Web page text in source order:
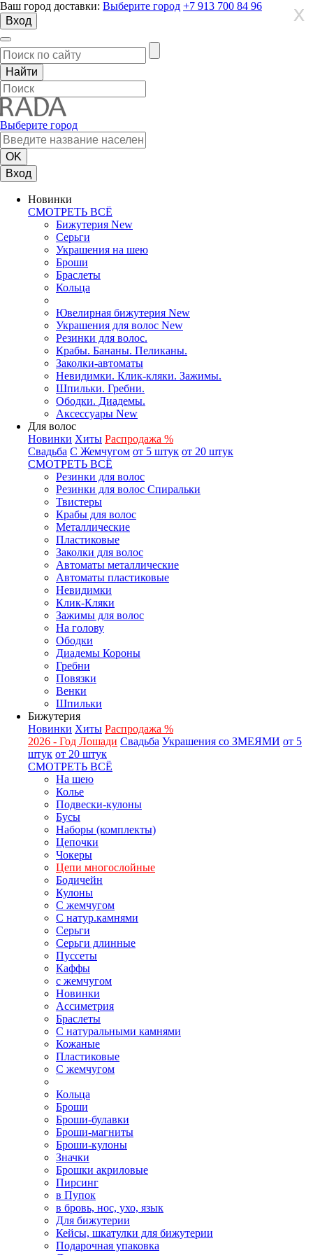
Ваш город доставки: Выберите город +7 913 700 84 96
Вход
Выберите город
Вход
Новинки
СМОТРЕТЬ ВСЁ
Бижутерия New
Серьги
Украшения на шею
Броши
Браслеты
Кольца
Ювелирная бижутерия New
Украшения для волос New
Резинки для волос.
Крабы. Бананы. Пеликаны.
Заколки-автоматы
Невидимки. Клик-кляки. Зажимы.
Шпильки. Гребни.
Ободки. Диадемы.
Аксессуары New
Для волос
Новинки Хиты Распродажа %
Свадьба С Жемчугом от 5 штук от 20 штук
СМОТРЕТЬ ВСЁ
Резинки для волос
Резинки для волос Спиральки
Твистеры
Крабы для волос
Металлические
Пластиковые
Заколки для волос
Автоматы металлические
Автоматы пластиковые
Невидимки
Клик-Кляки
Зажимы для волос
На голову
Ободки
Диадемы Короны
Гребни
Повязки
Венки
Шпильки
Бижутерия
Новинки Хиты Распродажа %
2026 - Год Лошади Свадьба Украшения со ЗМЕЯМИ от 5
штук от 20 штук
СМОТРЕТЬ ВСЁ
На шею
Колье
Подвески-кулоны
Бусы
Наборы (комплекты)
Цепочки
Чокеры
Цепи многослойные
Бодичейн
Кулоны
С жемчугом
С натур.камнями
Серьги
Серьги длинные
Пуссеты
Каффы
с жемчугом
Новинки
Ассиметрия
Браслеты
С натуральными камнями
Кожаные
Пластиковые
С жемчугом
Кольца
Броши
Броши-булавки
Броши-магниты
Броши-кулоны
Значки
Брошки акриловые
Пирсинг
в Пупок
в бровь, нос, ухо, язык
Для бижутерии
Кейсы, шкатулки для бижутерии
Подарочная упаковка
X
X
X